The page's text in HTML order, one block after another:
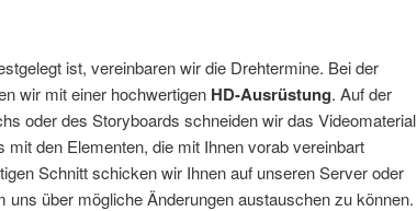
ist, vereinbaren wir die Drehtermine. Bei der
wir mit einer hochwertigen HD-Ausrüstung. Auf der
oder des Storyboards schneiden wir das Videomaterial
mit den Elementen, die mit Ihnen vorabvereinbart
Schnitt schicken wir Ihnen auf unseren Server oder
uns über mögliche Änderungen austauschen zu können.